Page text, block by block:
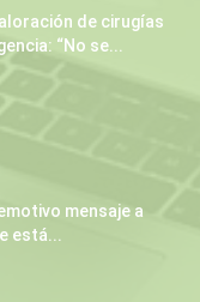
de cirugías
“No se...
mensaje a
está...